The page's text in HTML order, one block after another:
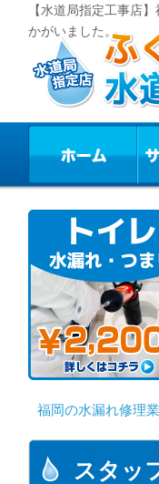
【水道局指定工事店
かがいました。
福岡の水漏れ修理
スタッ